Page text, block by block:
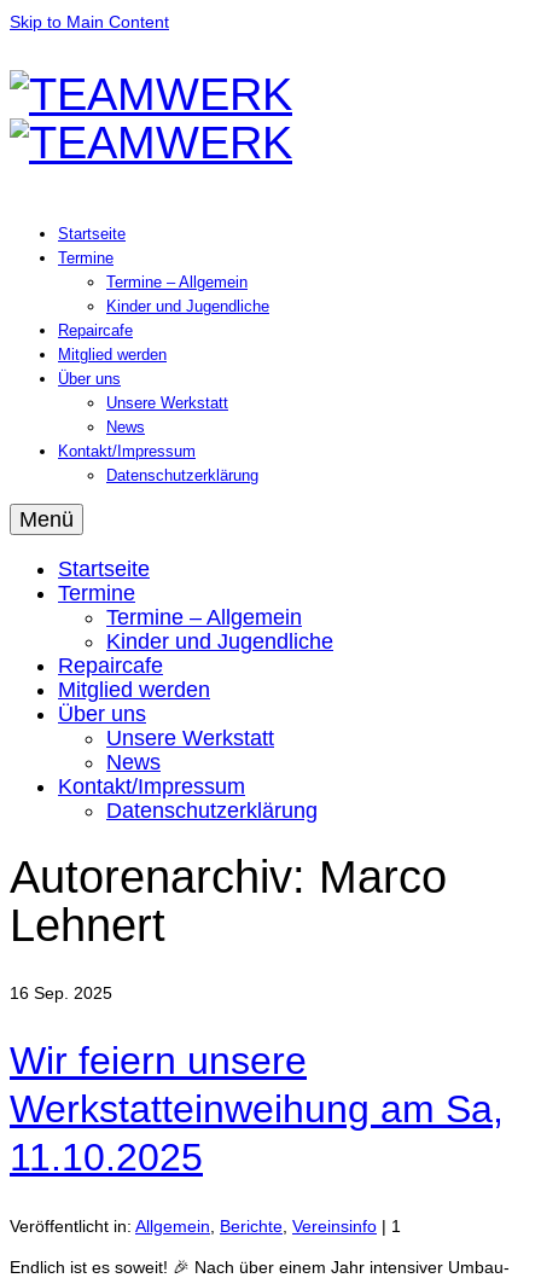
Skip to Main Content
Startseite
Termine
Termine – Allgemein
Kinder und Jugendliche
Repaircafe
Mitglied werden
Über uns
Unsere Werkstatt
News
Kontakt/Impressum
Datenschutzerklärung
Menü
Startseite
Termine
Termine – Allgemein
Kinder und Jugendliche
Repaircafe
Mitglied werden
Über uns
Unsere Werkstatt
News
Kontakt/Impressum
Datenschutzerklärung
Autorenarchiv: Marco
Lehnert
16 Sep. 2025
Wir feiern unsere
Werkstatteinweihung am Sa,
11.10.2025
Veröffentlicht in: Allgemein Berichte Vereinsinfo | 1
Endlich ist es soweit! 🎉 Nach über einem Jahr intensiver Umbau-